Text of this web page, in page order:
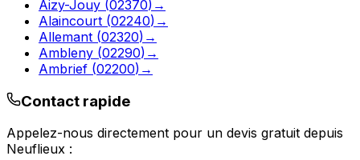
Aizy-Jouy (02370) →
Alaincourt (02240) →
Allemant (02320) →
Ambleny (02290) →
Ambrief (02200) →
Contact rapide
Appelez-nous directement pour un devis gratuit depuis
Neuflieux :